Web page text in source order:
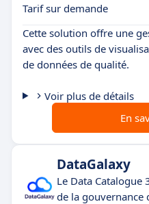
Tarif sur demande
Cette solution offre une
avec des outils de
de données de qualité.
Voir plus de détails
En
DataGalaxy
Le Data Catalogue
de la gouvernance